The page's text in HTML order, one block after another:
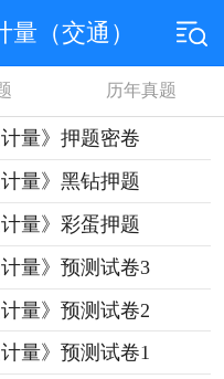
（交通）
历年真题
量》押题密卷
量》黑钻押题
量》彩蛋押题
量》预测试卷3
量》预测试卷2
量》预测试卷1